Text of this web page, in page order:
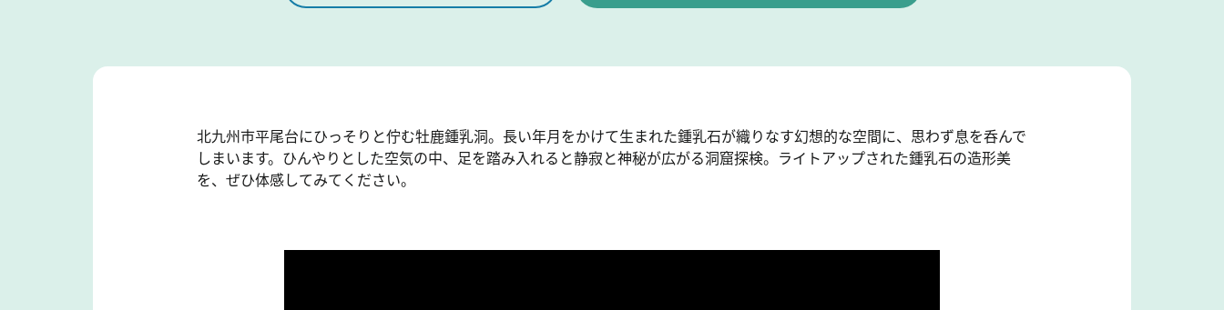
北九州市平尾台にひっそりと佇む牡鹿鍾乳洞。長い年月をかけて生まれた鍾乳石が織りなす幻想的な空間に、思わず息を呑んで
しまいます。ひんやりとした空気の中、足を踏み入れると静寂と神秘が広がる洞窟探検。ライトアップされた鍾乳石の造形美
を、ぜひ体感してみてください。